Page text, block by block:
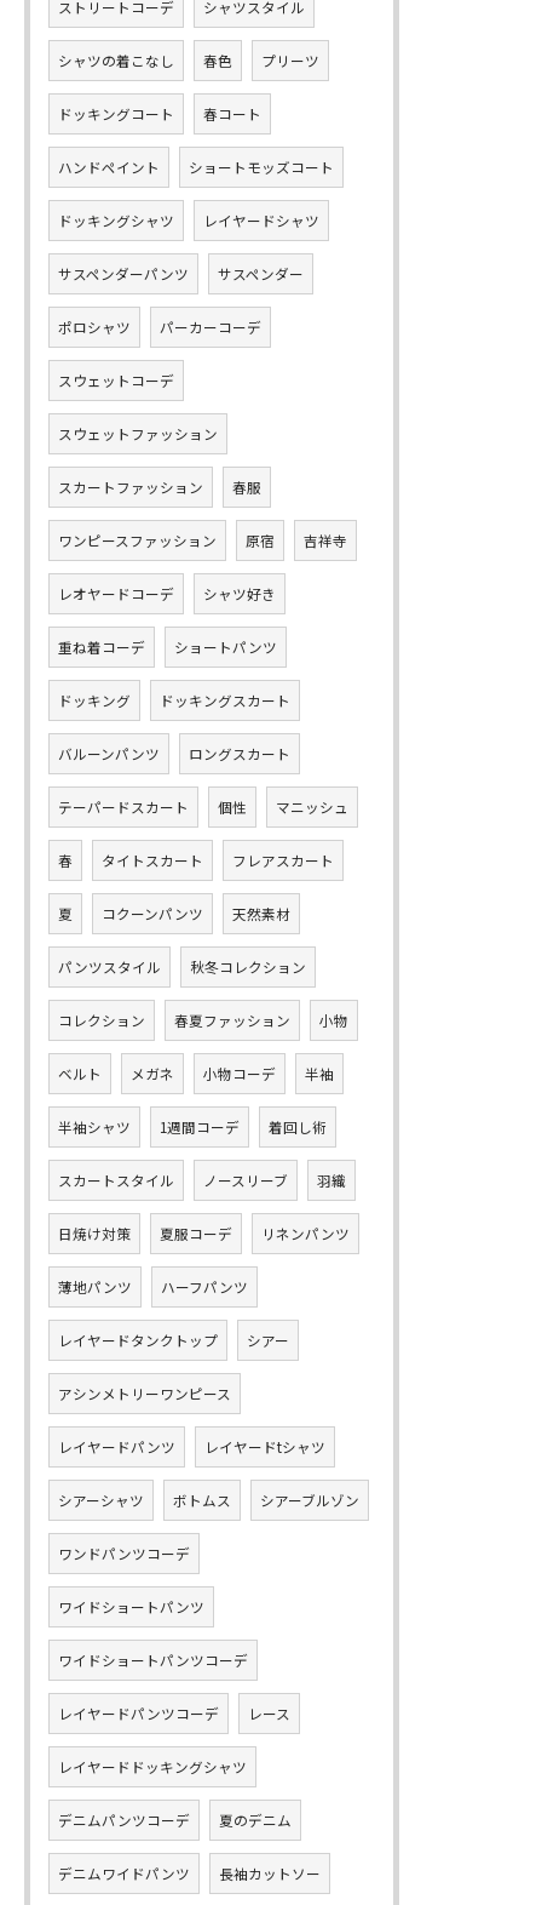
ストリートコーデ シャツスタイル
シャツの着こなし 春色 プリーツ
ドッキングコート 春コート
ハンドペイント ショートモッズコート
ドッキングシャツ レイヤードシャツ
サスペンダーパンツ サスペンダー
ポロシャツ パーカーコーデ
スウェットコーデ
スウェットファッション
スカートファッション 春服
ワンピースファッション 原宿 吉祥寺
レオヤードコーデ シャツ好き
重ね着コーデ ショートパンツ
ドッキング ドッキングスカート
バルーンパンツ ロングスカート
テーパードスカート 個性 マニッシュ
春 タイトスカート フレアスカート
夏 コクーンパンツ 天然素材
パンツスタイル 秋冬コレクション
コレクション 春夏ファッション 小物
ベルト メガネ 小物コーデ 半袖
半袖シャツ 1週間コーデ 着回し術
スカートスタイル ノースリーブ 羽織
日焼け対策 夏服コーデ リネンパンツ
薄地パンツ ハーフパンツ
レイヤードタンクトップ シアー
アシンメトリーワンピース
レイヤードパンツ レイヤードtシャツ
シアーシャツ ボトムス シアーブルゾン
ワンドパンツコーデ
ワイドショートパンツ
ワイドショートパンツコーデ
レイヤードパンツコーデ レース
レイヤードドッキングシャツ
デニムパンツコーデ 夏のデニム
デニムワイドパンツ 長袖カットソー